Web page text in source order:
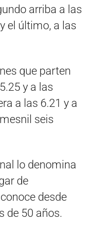
arriba a las
el último, a las
que parten
y a las
a las 6.21 y a
seis
lo denomina
de
desde
de 50 años.